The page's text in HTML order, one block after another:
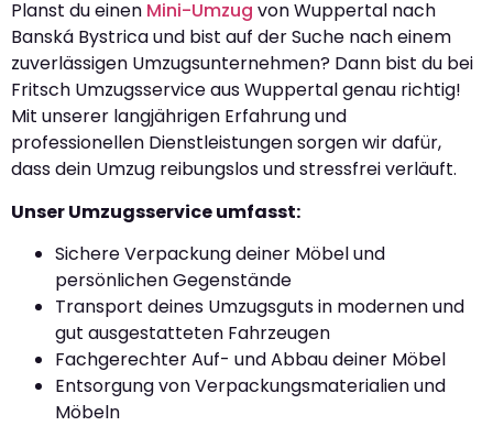
Planst du einen Mini-Umzug von Wuppertal nach
Banská Bystrica und bist auf der Suche nach einem
zuverlässigen Umzugsunternehmen? Dann bist du bei
Fritsch Umzugsservice aus Wuppertal genau richtig!
Mit unserer langjährigen Erfahrung und
professionellen Dienstleistungen sorgen wir dafür,
dass dein Umzug reibungslos und stressfrei verläuft.
Unser Umzugsservice umfasst:
Sichere Verpackung deiner Möbel und
persönlichen Gegenstände
Transport deines Umzugsguts in modernen und
gut ausgestatteten Fahrzeugen
Fachgerechter Auf- und Abbau deiner Möbel
Entsorgung von Verpackungsmaterialien und
Möbeln